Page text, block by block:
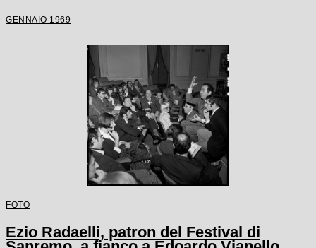
GENNAIO 1969
FOTO
Ezio Radaelli, patron del Festival di